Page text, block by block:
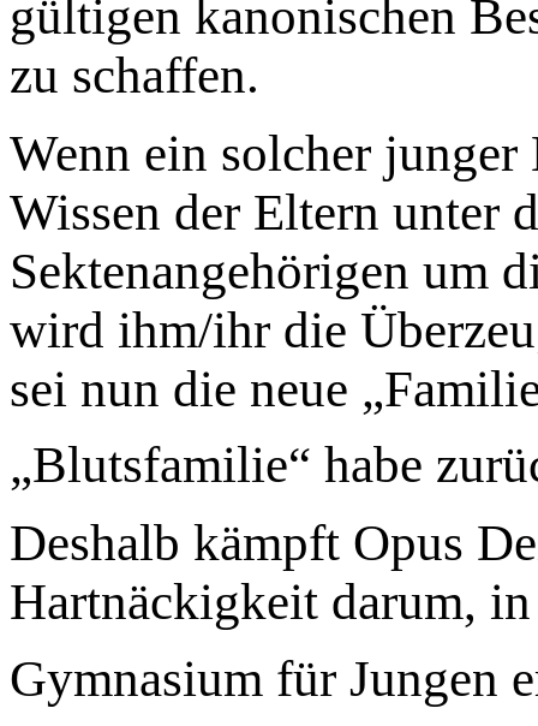
gültigen kanonischen
zu schaffen.
Wenn ein solcher junger
Wissen der Eltern unter
Sektenangehörigen um
wird ihm/ihr die
sei nun die neue
„Blutsfamilie“ habe
Deshalb kämpft Opus
Hartnäckigkeit darum,
Gymnasium für Jungen